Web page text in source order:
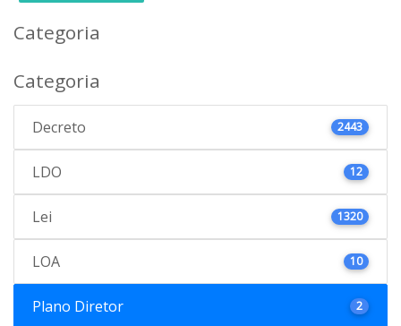
Categoria
Categoria
Decreto 2443
LDO 12
Lei 1320
LOA 10
Plano Diretor 2